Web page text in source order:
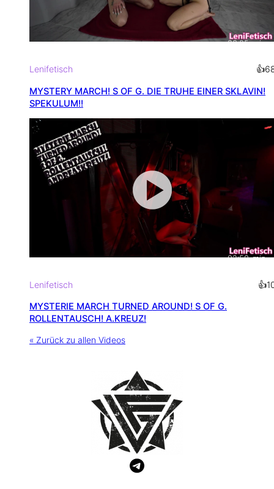
03:05 min
Lenifetisch 👍
MYSTERY MARCH! S OF G. DIE TRUHE EINER SKLAVIN!
SPEKULUM!!
02:58 min
Lenifetisch 👍
MYSTERIE MARCH TURNED AROUND! S OF G.
ROLLENTAUSCH! A.KREUZ!
« Zurück zu allen Videos